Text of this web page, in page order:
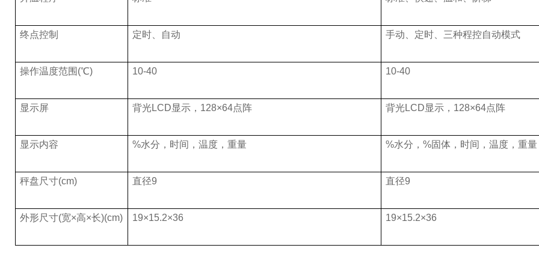
终点控制 定时、自动 手动、定时、三种程控自动模式
操作温度范围(℃) 10-40 10-40
显示屏 背光LCD显示，128×64点阵 背光LCD显示，128×64点阵
显示内容 %水分，时间，温度，重量 %水分，%固体，时间，温度，重
秤盘尺寸(cm) 直径9 直径9
外形尺寸(宽×高×长)(cm) 19×15.2×36 19×15.2×36